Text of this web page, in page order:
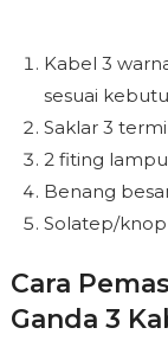
Kabel 3
sesuai
Saklar 3
2 fiting lampu
Benang
Solatep/
Cara
Ganda 3